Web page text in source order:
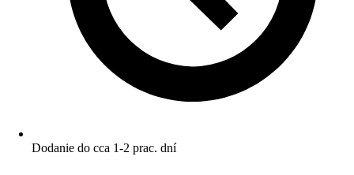
Dodanie do cca 1-2 prac. dní